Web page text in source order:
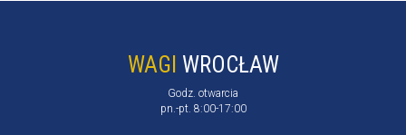
WAGI WROCŁAW
Godz. otwarcia
pn.-pt. 8:00-17:00